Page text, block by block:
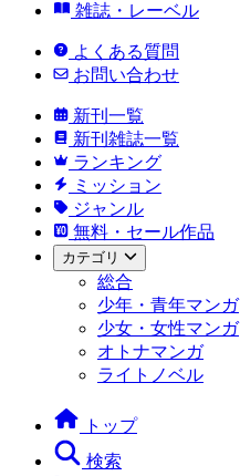
雑誌・レーベル
よくある質問
お問い合わせ
新刊一覧
新刊雑誌一覧
ランキング
ミッション
ジャンル
無料・セール作品
カテゴリ
総合
少年・青年マンガ
少女・女性マンガ
オトナマンガ
ライトノベル
トップ
検索